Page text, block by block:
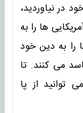
در نیاوردید،
ها را به
را به دین خود
می کنند. تا
توانید از پا